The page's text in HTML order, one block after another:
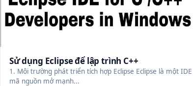
Sử dụng Eclipse để lập trình C++
1. Môi trường phát triển tích hợp Eclipse Eclipse là một IDE
mã nguồn mở mạnh...